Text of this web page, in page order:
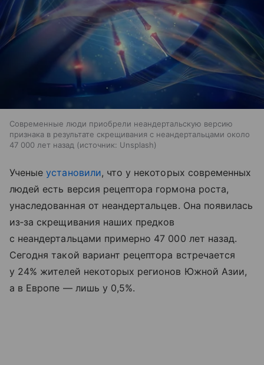
Современные люди приобрели неандертальскую версию
признака в результате скрещивания с неандертальцами около
47 000 лет назад
источник: Unsplash
Ученыеустановили, что у некоторых современных
людей есть версия рецептора гормона роста,
унаследованная от неандертальцев. Она появилась
из‑за скрещивания наших предков
с неандертальцами примерно 47 000 лет назад.
Сегодня такой вариант рецептора встречается
у 24% жителей некоторых регионов Южной Азии,
а в Европе — лишь у 0,5%.